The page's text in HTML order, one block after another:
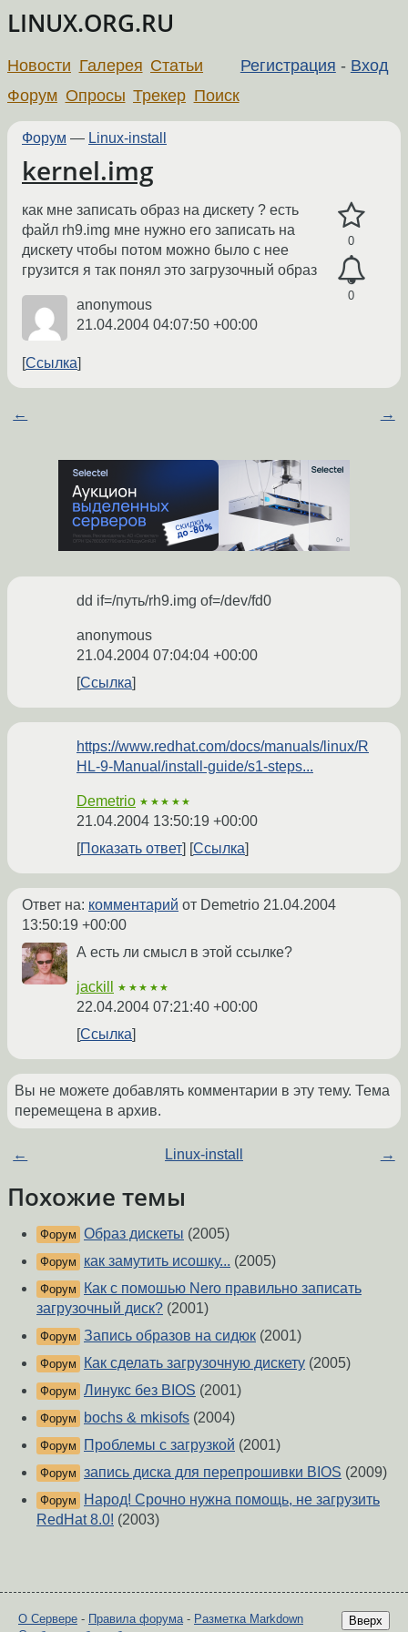
LINUX.ORG.RU
Регистрация - Вход
Новости Галерея Статьи
Форум Опросы Трекер Поиск
Форум — Linux-install
kernel.img
0
0
как мне записать образ на дискету ? есть
файл rh9.img мне нужно его записать на
дискету чтобы потом можно было с нее
грузится я так понял это загрузочный образ
anonymous
21.04.2004 04:07:50 +00:00
Ссылка
← →
dd if=/путь/rh9.img of=/dev/fd0
anonymous
21.04.2004 07:04:04 +00:00
Ссылка
https://www.redhat.com/docs/manuals/linux/R
HL-9-Manual/install-guide/s1-steps...
Demetrio ★★★★★
21.04.2004 13:50:19 +00:00
Показать ответ
Ссылка
Ответ на: комментарий от Demetrio 21.04.2004
13:50:19 +00:00
А есть ли смысл в этой ссылке?
jackill ★★★★★
22.04.2004 07:21:40 +00:00
Ссылка
Вы не можете добавлять комментарии в эту тему. Тема
перемещена в архив.
← Linux-install →
Похожие темы
Форум Образ дискеты (2005)
Форум как замутить исошку... (2005)
Форум
Как с помошью Nero правильно записать
загрузочный диск? (2001)
Форум Запись образов на сидюк (2001)
Форум Как сделать загрузочную дискету (2005)
Форум Линукс без BIOS (2001)
Форум bochs & mkisofs (2004)
Форум Проблемы с загрузкой (2001)
Форум запись диска для перепрошивки BIOS (2009)
Форум
Народ! Срочно нужна помощь, не загрузить
RedHat 8.0! (2003)
Вверх
О Сервере - Правила форума- Разметка Markdown